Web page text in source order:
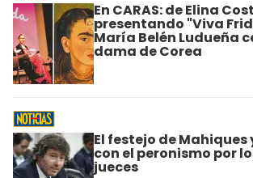
En CARAS: de Elina
presentando "Viva
María Belén Ludueña
dama de Corea
El festejo de Mahiques
con el peronismo por
jueces